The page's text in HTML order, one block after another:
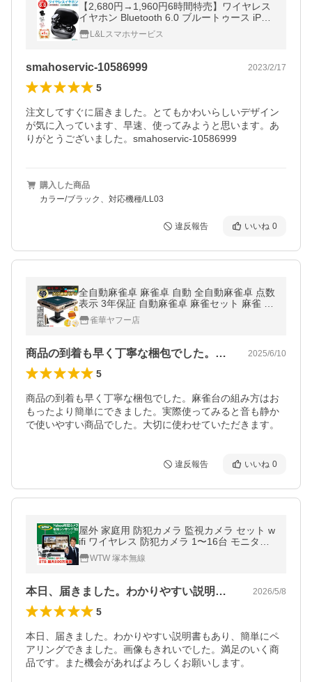
【2,680円→1,960円6時間特売】ワイヤレス
イヤホン Bluetooth 6.0 ブルートゥース iPho
ne 17 16 15 14 13 8 x Plus 12 Android ヘッ
ドホン 左右分離 爆買
L&Lスマホサービス
smahoservic-10586999 2023/2/17
5
注文してすぐに届きました。とてもかわいらしいデザイン
が気に入っています、早速、使ってみようと思います。あ
りがとうございました。smahoservic-10586999
購入した商品
カラー/ブラック、対応機種/LL03
違反報告 いいね 0
全自動麻雀卓 麻雀卓 自動 全自動麻雀卓 点数
表示 3年保証 自動麻雀卓 麻雀セット 麻雀 雀
卓 麻雀台 自動雀卓 麻雀牌 電動麻雀卓 麻雀
テーブル JFC3-JH
雀華ヤフー店
商品の到着も早く丁寧な梱包でした。麻雀… 2025/6/10
5
商品の到着も早く丁寧な梱包でした。麻雀台の組み方はお
もったより簡単にできました。実際使ってみると音も静か
で使いやすい商品でした。大切に使わせていただきます。
違反報告 いいね 0
屋外 家庭用 防犯カメラ 監視カメラ セット w
ifi ワイヤレス 防犯カメラ 1〜16台 モニター
一体型 Par 【1年保証】
WTW 塚本無線
本日、届きました。わかりやすい説明書も… 2026/5/8
5
本日、届きました。わかりやすい説明書もあり、簡単にペ
アリングできました。画像もきれいでした。満足のいく商
品です。また機会があればよろしくお願いします。